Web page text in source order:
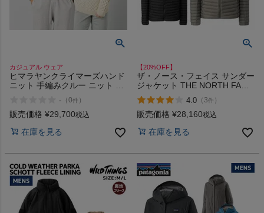
カジュアル ウェア
ヒマラヤンクライマーズハンド
ニット 手編みクルー ニット セ
- （0件 ）
販売価格 ¥29,700税込
在庫を見る
【20%OFF】
ザ・ノース・フェイス サンダー
ジャケット THE NORTH FACE
Thunder Jacket
4.0 （ 3件 ）
販売価格 ¥28,160税込
在庫を見る